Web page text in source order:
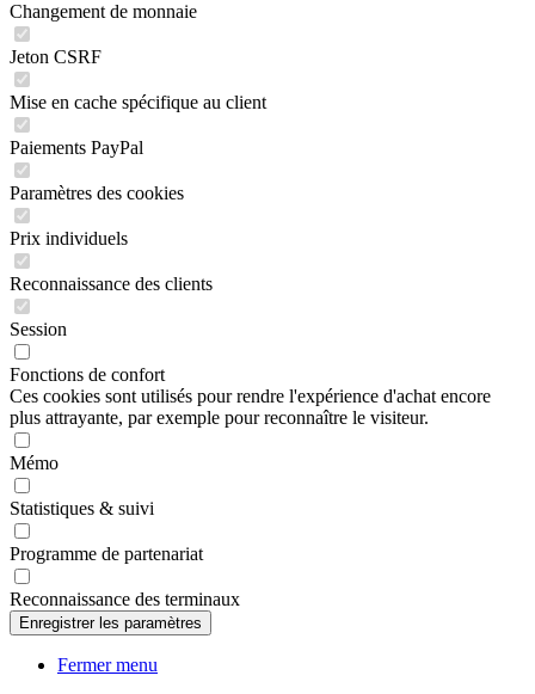
Changement de monnaie
Jeton CSRF
Mise en cache spécifique au client
Paiements PayPal
Paramètres des cookies
Prix individuels
Reconnaissance des clients
Session
Fonctions de confort
Ces cookies sont utilisés pour rendre l'expérience d'achat encore
plus attrayante, par exemple pour reconnaître le visiteur.
Mémo
Statistiques & suivi
Programme de partenariat
Reconnaissance des terminaux
Fermer menu